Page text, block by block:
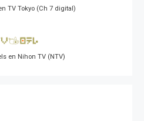
TV Tokyo (Ch 7 digital)
en Nihon TV (NTV)